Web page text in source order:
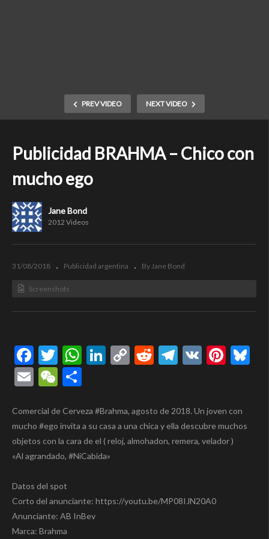
PREV VIDEO NEXT VIDEO
Publicidad BRAHMA – Chico con
mucho ego
Jane Bond
2012 Videos
31/08/2018 Publicidad argentina By Jane Bond
Screenshots
Facebook
Twitter
WhatsApp
LinkedIn
CopyRedditTelegram
VK
EmailWeChat
Comercial de Cerveza #Brahma, agosto de 2018. Un joven con
mucho #ego invita a su casa a una chica y ella descubre muchos
objetos con la cara de el ( reloj, almohadon, remera, velador )
«Al agrandado, #NiCabida»
Datos del spot
Corto del anunciante: https://youtu.be/MP08IJN20A0
Anunciante: AB InBev
Marca: Brahma